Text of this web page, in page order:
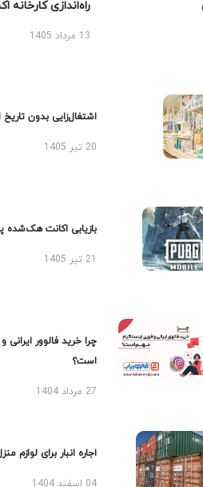
راه‌اندازی کارخانه
13 مرداد 1405
اشتغال‌زایی بدون تاریخ
20 تیر 1405
بازیابی اکانت هک‌شده
چرا خرید فالوور ایرانی
است؟
27 مرداد 1404
اجاره انبار برای لوازم
04 اسفند 1404